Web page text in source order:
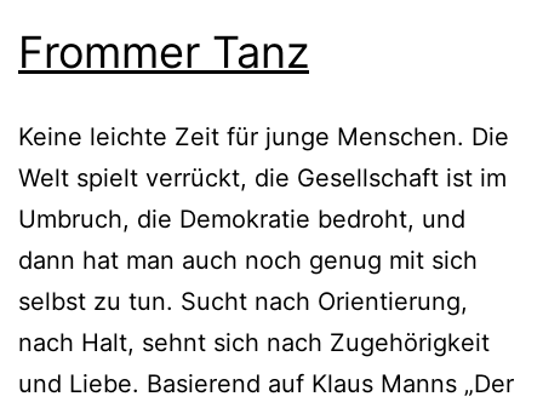
Frommer Tanz
Keine leichte Zeit für junge Menschen. Die
Welt spielt verrückt, die Gesellschaft ist im
Umbruch, die Demokratie bedroht, und
dann hat man auch noch genug mit sich
selbst zu tun. Sucht nach Orientierung,
nach Halt, sehnt sich nach Zugehörigkeit
und Liebe. Basierend auf Klaus Manns „Der